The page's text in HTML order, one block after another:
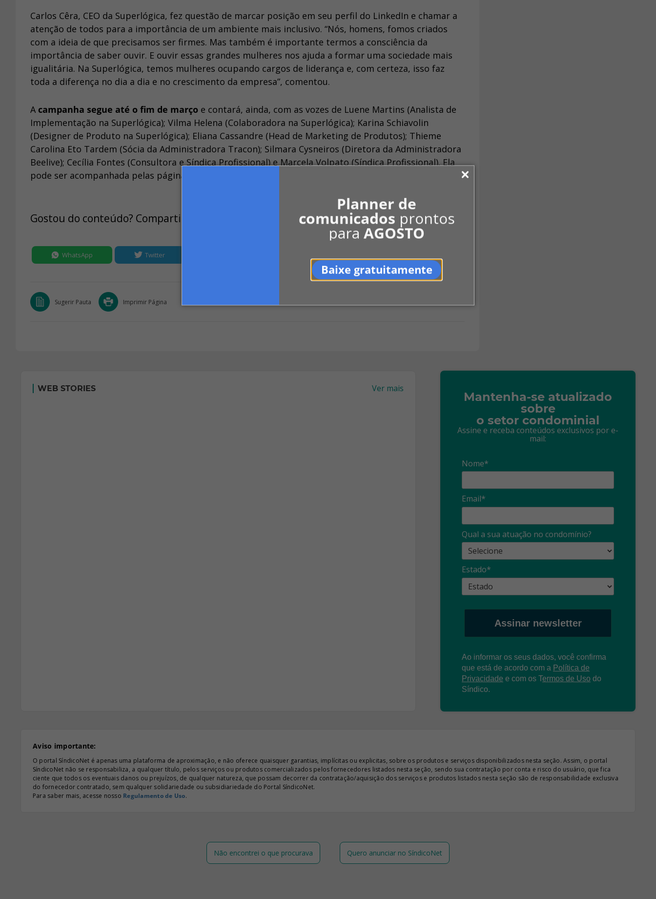
Planner de
comunicados prontos
paraAGOSTO
Baixe gratuitamente
Carlos Cêra, CEO da Superlógica, fez questão de marcar posição em seu perfil do LinkedIn e chamar a
atenção de todos para a importância de um ambiente mais inclusivo. “Nós, homens, fomos criados
com a ideia de que precisamos ser firmes. Mas também é importante termos a consciência da
importância de saber ouvir. E ouvir essas grandes mulheres nos ajuda a formar uma sociedade mais
igualitária. Na Superlógica, temos mulheres ocupando cargos de liderança e, com certeza, isso faz
toda a diferença no dia a dia e no crescimento da empresa”, comentou.
A campanha segue até o fim de março e contará, ainda, com as vozes de Luene Martins (Analista de
Implementação na Superlógica); Vilma Helena (Colaboradora na Superlógica); Karina Schiavolin
(Designer de Produto na Superlógica); Eliana Cassandre (Head de Marketing de Produtos); Thieme
Carolina Eto Tardem (Sócia da Administradora Tracon); Silmara Cysneiros (Diretora da Administradora
Beelive); Cecília Fontes (Consultora e Síndica Profissional) e Marcela Volpato (Síndica Profissional). Ela
pode ser acompanhada pelas páginas da Superlógica no Youtube, LinkedIn e Instagram.
Gostou do conteúdo? Compartilhe:
WhatsApp Twitter
Sugerir Pauta Imprimir Página
WEB STORIES Ver mais
Mantenha-se atualizado
sobre
o setor condominial
Assine e receba conteúdos exclusivos por e-
mail:
Nome*
Email*
Qual a sua atuação no condomínio?
Estado*
Assinar newsletter
Ao informar os seus dados, você confirma
que está de acordo com a Política de
Privacidade e com os Termos de Uso do
Síndico.
Aviso importante:
O portal SíndicoNet é apenas uma plataforma de aproximação, e não oferece quaisquer garantias, implícitas ou explicitas, sobre os produtos e serviços disponibilizados nesta seção. Assim, o portal
SíndicoNet não se responsabiliza, a qualquer título, pelos serviços ou produtos comercializados pelos fornecedores listados nesta seção, sendo sua contratação por conta e risco do usuário, que fica
ciente que todos os eventuais danos ou prejuízos, de qualquer natureza, que possam decorrer da contratação/aquisição dos serviços e produtos listados nesta seção são de responsabilidade exclusiva
do fornecedor contratado, sem qualquer solidariedade ou subsidiariedade do Portal SíndicoNet.
Para saber mais, acesse nosso Regulamento de Uso.
Não encontrei o que procurava Quero anunciar no SíndicoNet